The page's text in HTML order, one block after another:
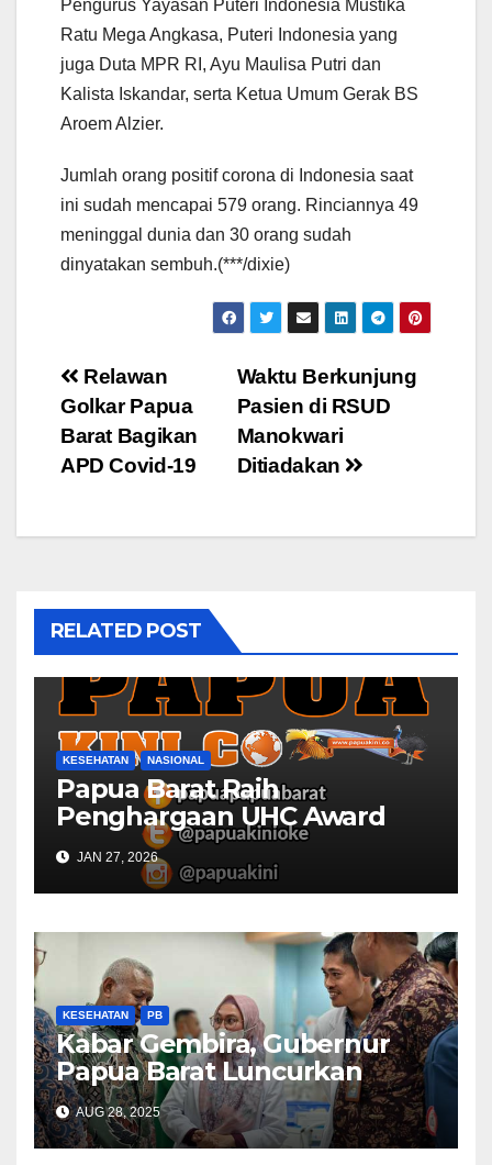
Pengurus Yayasan Puteri Indonesia Mustika
Ratu Mega Angkasa, Puteri Indonesia yang
juga Duta MPR RI, Ayu Maulisa Putri dan
Kalista Iskandar, serta Ketua Umum Gerak BS
Aroem Alzier.
Jumlah orang positif corona di Indonesia saat
ini sudah mencapai 579 orang. Rinciannya 49
meninggal dunia dan 30 orang sudah
dinyatakan sembuh.(***/dixie)
Post
navigation
Waktu Berkunjung
Pasien di RSUD
Manokwari
Ditiadakan
Relawan
Golkar Papua
Barat Bagikan
APD Covid-19
RELATED POST
KESEHATAN NASIONAL
Papua Barat Raih
Penghargaan UHC Award
BPJS Kesehatan
JAN 27, 2026
KESEHATAN PB
Kabar Gembira, Gubernur
Papua Barat Luncurkan
Layanan Cuci Darah, Harap
BPJS Kesehatan Dukung
AUG 28, 2025